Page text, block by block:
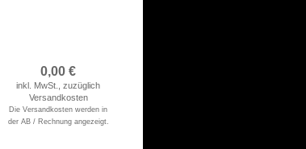
0,00 €
inkl. MwSt., zuzüglich
Versandkosten
Die Versandkosten werden in
der AB / Rechnung angezeigt.